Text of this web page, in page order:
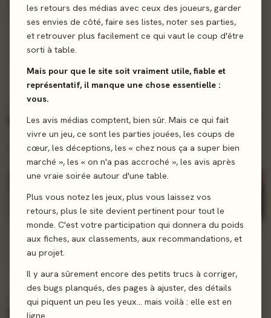
les retours des médias avec ceux des joueurs, garder
ses envies de côté, faire ses listes, noter ses parties,
et retrouver plus facilement ce qui vaut le coup d'être
sorti à table.
Mais pour que le site soit vraiment utile, fiable et
représentatif, il manque une chose essentielle :
vous.
Les avis médias comptent, bien sûr. Mais ce qui fait
vivre un jeu, ce sont les parties jouées, les coups de
cœur, les déceptions, les « chez nous ça a super bien
marché », les « on n'a pas accroché », les avis après
une vraie soirée autour d'une table.
Plus vous notez les jeux, plus vous laissez vos
retours, plus le site devient pertinent pour tout le
monde. C'est votre participation qui donnera du poids
aux fiches, aux classements, aux recommandations, et
au projet.
Il y aura sûrement encore des petits trucs à corriger,
des bugs planqués, des pages à ajuster, des détails
qui piquent un peu les yeux… mais voilà : elle est en
ligne.
Dungeons & Dragons 5 : Les Royaumes Oubliés - Héros de Faerûn
Wizards of the Coast
Dungeons & Dragons 5 : Les Royaumes Oubliés - Aventures à Faerûn
Vendredi 7 août
Sort cette semaine - activez une alerte pour être prévenu
NOUVEAU
Qui Dés Mieux ?
Gigamic
+ Alerte
NOUVEAU
Déluge de Dragons
Lookout Games
Les XII Singes
DANS 8 JOURS
Vendredi 14 août